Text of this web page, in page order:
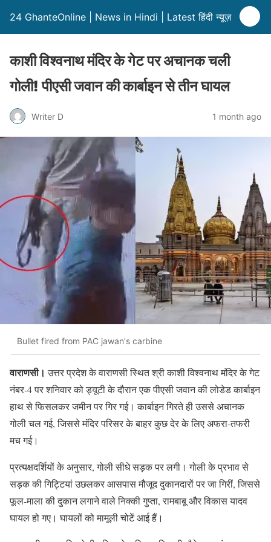
24 GhanteOnline | News in Hindi | Latest हिंदी न्यूज़
काशी विश्वनाथ मंदिर के गेट पर अचानक चली
गोली! पीएसी जवान की कार्बाइन से तीन घायल
Writer D 1 month ago
Bullet fired from PAC jawan's carbine
वाराणसी। उत्तर प्रदेश के वाराणसी स्थित श्री काशी विश्वनाथ मंदिर के गेट
नंबर-4 पर शनिवार को ड्यूटी के दौरान एक पीएसी जवान की लोडेड कार्बाइन
हाथ से फिसलकर जमीन पर गिर गई। कार्बाइन गिरते ही उससे अचानक
गोली चल गई, जिससे मंदिर परिसर के बाहर कुछ देर के लिए अफरा-तफरी
मच गई।
प्रत्यक्षदर्शियों के अनुसार, गोली सीधे सड़क पर लगी। गोली के प्रभाव से
सड़क की गिट्टियां उछलकर आसपास मौजूद दुकानदारों पर जा गिरीं, जिससे
फूल-माला की दुकान लगाने वाले निक्की गुप्ता, रामबाबू और विकास यादव
घायल हो गए। घायलों को मामूली चोटें आई हैं।